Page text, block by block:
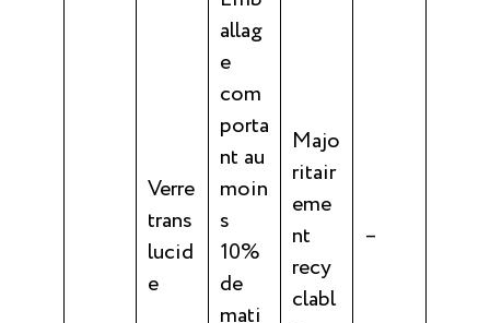
Verre
trans
lucid
e
allag
e
com
porta
nt au
moin
s
10%
de
mati
Majo
ritair
eme
nt
recy
clabl
–